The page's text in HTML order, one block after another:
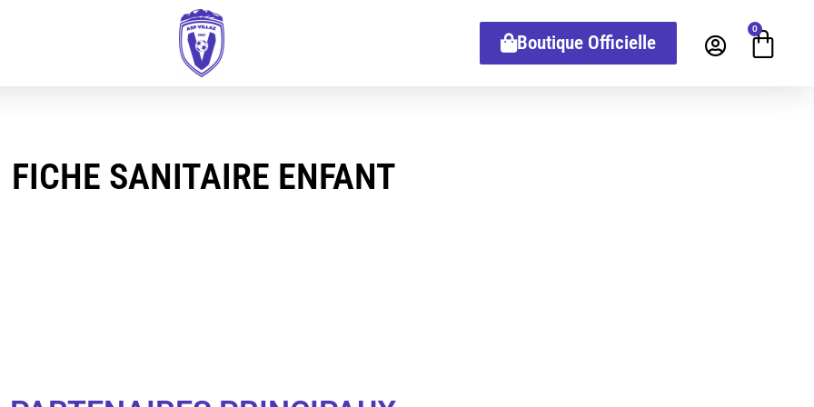
Boutique Officielle
0
FICHE SANITAIRE ENFANT